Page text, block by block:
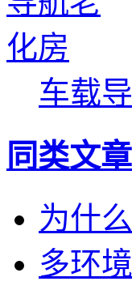
车载
同类文
为什
多环